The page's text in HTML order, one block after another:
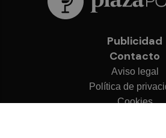
Publicidad
Contacto
Aviso legal
Política de
Cookies